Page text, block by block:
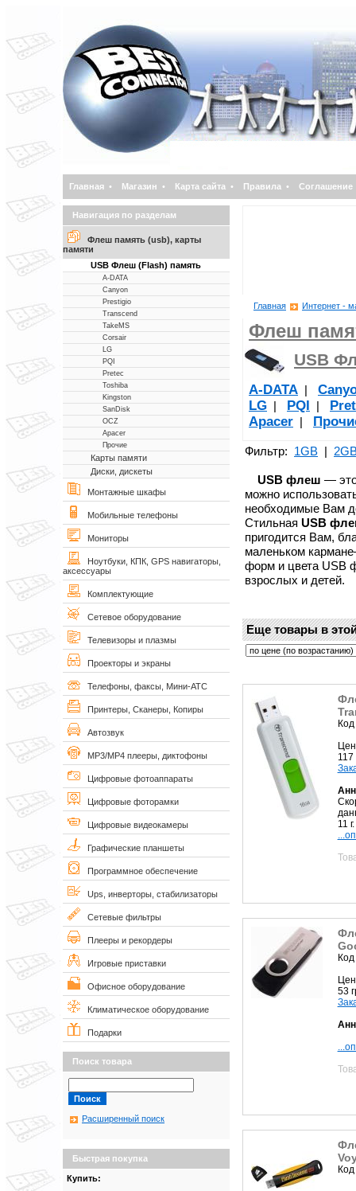
Главная • Магазин • Карта сайта • Правила • Соглашение
Навигация по разделам
Флеш память (usb), карты
памяти
USB Флеш (Flash) память
A-DATA
Canyon
Prestigio
Transcend
TakeMS
Corsair
LG
PQI
Pretec
Toshiba
Kingston
SanDisk
OCZ
Apacer
Прочие
Карты памяти
Диски, дискеты
Монтажные шкафы
Мобильные телефоны
Мониторы
Ноутбуки, КПК, GPS навигаторы,
аксессуары
Комплектующие
Сетевое оборудование
Телевизоры и плазмы
Проекторы и экраны
Телефоны, факсы, Мини-АТС
Принтеры, Сканеры, Копиры
Автозвук
MP3/MP4 плееры, диктофоны
Цифровые фотоаппараты
Цифровые фоторамки
Цифровые видеокамеры
Графические планшеты
Программное обеспечение
Ups, инверторы, стабилизаторы
Сетевые фильтры
Плееры и рекордеры
Игровые приставки
Офисное оборудование
Климатическое оборудование
Подарки
Поиск товара
Расширенный поиск
Быстрая покупка
Купить:
Главная Интернет -
Флеш
USB
A-DATA |
LG | PQI |
Apacer |
Фильтр: 1GB |
USB флеш —
можно
необходимые Вам
Стильная USB
пригодится Вам,
маленьком
форм и цвета USB
взрослых и детей.
Еще товары в
11 г.
53